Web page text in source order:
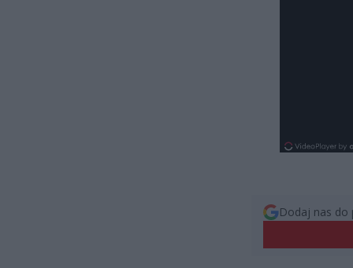
Dodaj nas do